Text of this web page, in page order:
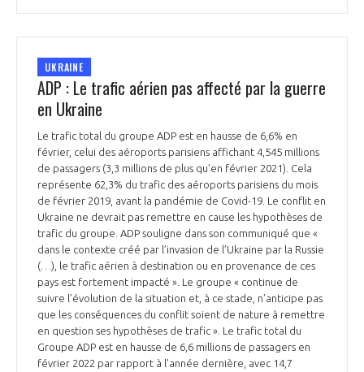
UKRAINE
ADP : Le trafic aérien pas affecté par la guerre
en Ukraine
Le trafic total du groupe ADP est en hausse de 6,6% en
février, celui des aéroports parisiens affichant 4,545 millions
de passagers (3,3 millions de plus qu’en février 2021). Cela
représente 62,3% du trafic des aéroports parisiens du mois
de février 2019, avant la pandémie de Covid-19. Le conflit en
Ukraine ne devrait pas remettre en cause les hypothèses de
trafic du groupe. ADP souligne dans son communiqué que «
dans le contexte créé par l’invasion de l’Ukraine par la Russie
(…), le trafic aérien à destination ou en provenance de ces
pays est fortement impacté ». Le groupe « continue de
suivre l’évolution de la situation et, à ce stade, n’anticipe pas
que les conséquences du conflit soient de nature à remettre
en question ses hypothèses de trafic ». Le trafic total du
Groupe ADP est en hausse de 6,6 millions de passagers en
février 2022 par rapport à l’année dernière, avec 14,7